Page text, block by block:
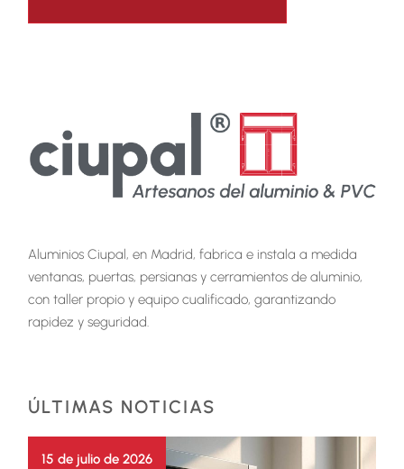
Aluminios Ciupal, en Madrid, fabrica e instala a medida
ventanas, puertas, persianas y cerramientos de aluminio,
con taller propio y equipo cualificado, garantizando
rapidez y seguridad.
ÚLTIMAS NOTICIAS
15 de julio de 2026